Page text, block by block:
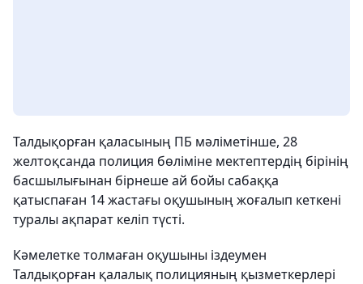
Талдықорған қаласының ПБ мәліметінше, 28
желтоқсанда полиция бөліміне мектептердің бірінің
басшылығынан бірнеше ай бойы сабаққа
қатыспаған 14 жастағы оқушының жоғалып кеткені
туралы ақпарат келіп түсті.
Кәмелетке толмаған оқушыны іздеумен
Талдықорған қалалық полицияның қызметкерлері